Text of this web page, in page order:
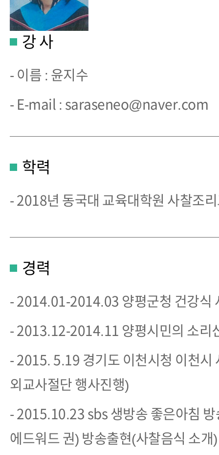
강 사
- 이름 : 윤지수
- E-mail : saraseneo@naver.com
학력
- 2018년 동국대 교육대학원 사찰조
경력
- 2014.01-2014.03 양평군청 건강식
- 2013.12-2014.11 양평시민의 소리
- 2015. 5.19 경기도 이천시청 이천시
외교사절단 행사진행)
- 2015.10.23 sbs 생방송 좋은아침 방
에드워드 권) 방송출현(사찰음식 소개)